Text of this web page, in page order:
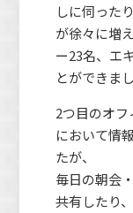
しに伺った
が徐々に増
ー23名、エ
とができまし
2つ目のオ
において情
たが、
毎日の朝会
共有したり